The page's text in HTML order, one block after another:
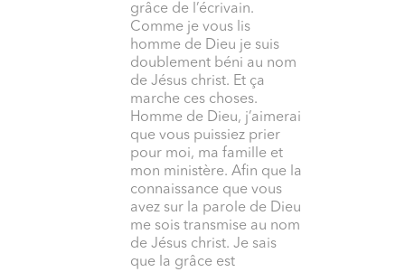
grâce de l’écrivain.
Comme je vous lis
homme de Dieu je suis
doublement béni au nom
de Jésus christ. Et ça
marche ces choses.
Homme de Dieu, j’aimerai
que vous puissiez prier
pour moi, ma famille et
mon ministère. Afin que la
connaissance que vous
avez sur la parole de Dieu
me sois transmise au nom
de Jésus christ. Je sais
que la grâce est